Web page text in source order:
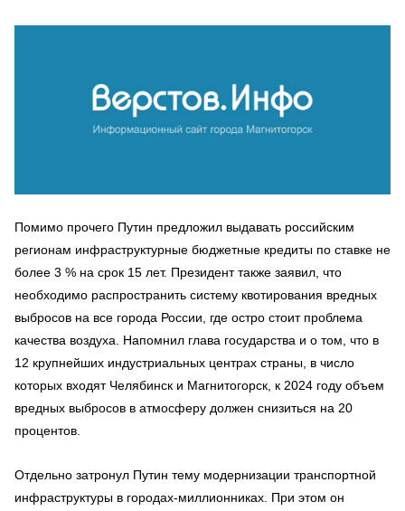
Помимо прочего Путин предложил выдавать российским
регионам инфраструктурные бюджетные кредиты по ставке не
более 3 % на срок 15 лет. Президент также заявил, что
необходимо распространить систему квотирования вредных
выбросов на все города России, где остро стоит проблема
качества воздуха. Напомнил глава государства и о том, что в
12 крупнейших индустриальных центрах страны, в число
которых входят Челябинск и Магнитогорск, к 2024 году объем
вредных выбросов в атмосферу должен снизиться на 20
процентов.
Отдельно затронул Путин тему модернизации транспортной
инфраструктуры в городах-миллионниках. При этом он